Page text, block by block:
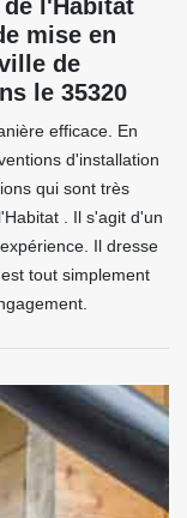
l'Habitat
mise en
de
le 35320
efficace. En
d'installation
qui sont très
. Il s'agit d'un
Il dresse
tout simplement